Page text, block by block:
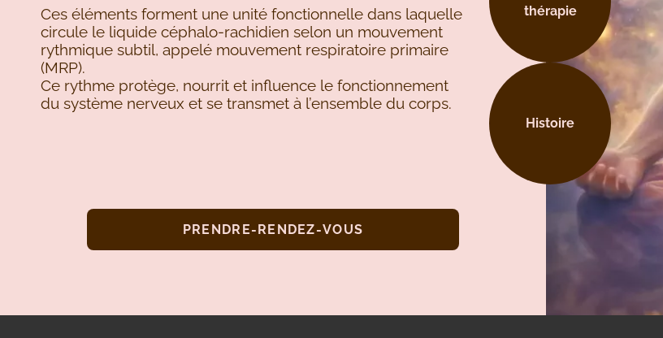
thérapie
Histoire
Ces éléments forment une unité fonctionnelle dans laquelle
circule le liquide céphalo-rachidien selon un mouvement
rythmique subtil, appelé mouvement respiratoire primaire
(MRP).
Ce rythme protège, nourrit et influence le fonctionnement
du système nerveux et se transmet à l’ensemble du corps.
PRENDRE-RENDEZ-VOUS